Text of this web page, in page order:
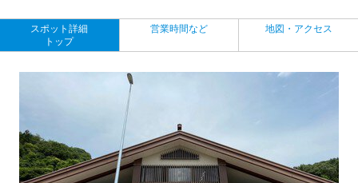
スポット詳細
トップ
営業時間など 地図・アクセス